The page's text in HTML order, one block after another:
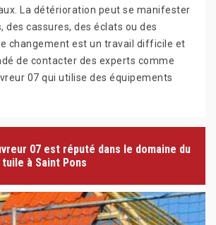
La détérioration peut se manifester
des cassures, des éclats ou des
changement est un travail difficile et
de contacter des experts comme
07 qui utilise des équipements
07 est réputé dans le domaine du
à Saint Pons